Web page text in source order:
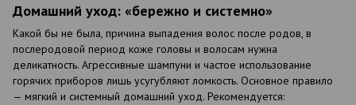
Домашний уход: «бережно и системно»
Какой бы не была, причина выпадения волос после родов, в
послеродовой период коже головы и волосам нужна
деликатность. Агрессивные шампуни и частое использование
горячих приборов лишь усугубляют ломкость. Основное правило
— мягкий и системный домашний уход. Рекомендуется: